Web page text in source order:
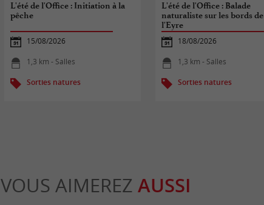
L'été de l'Office : Initiation à la
pêche
15/08/2026
1,3 km - Salles
Sorties natures
L'été de l'Office : Balade
naturaliste sur les bords de
l'Eyre
18/08/2026
1,3 km - Salles
Sorties natures
VOUS AIMEREZ AUSSI